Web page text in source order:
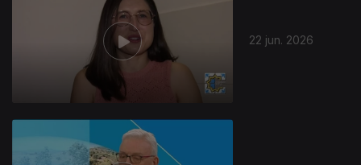
22 jun. 2026